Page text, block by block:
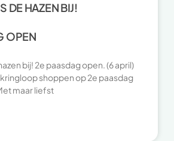
DE HAZEN BIJ!
OPEN
bij! 2e paasdag open. (6 april)
shoppen op 2e paasdag
maar liefst